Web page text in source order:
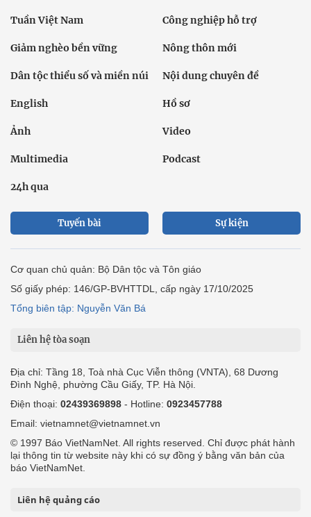
Tuần Việt Nam Công nghiệp hỗ trợ
Giảm nghèo bền vững Nông thôn mới
Dân tộc thiểu số và miền núi Nội dung chuyên đề
English Hồ sơ
Ảnh Video
Multimedia Podcast
24h qua
Tuyến bài Sự kiện
Cơ quan chủ quản: Bộ Dân tộc và Tôn giáo
Số giấy phép: 146/GP-BVHTTDL, cấp ngày 17/10/2025
Tổng biên tập: Nguyễn Văn Bá
Liên hệ tòa soạn
Địa chỉ: Tầng 18, Toà nhà Cục Viễn thông (VNTA), 68 Dương
Đình Nghệ, phường Cầu Giấy, TP. Hà Nội.
Điện thoại: 02439369898 - Hotline: 0923457788
Email: vietnamnet@vietnamnet.vn
© 1997 Báo VietNamNet. All rights reserved. Chỉ được phát hành
lại thông tin từ website này khi có sự đồng ý bằng văn bản của
báo VietNamNet.
Liên hệ quảng cáo